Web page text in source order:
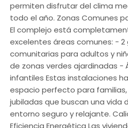
permiten disfrutar del clima
todo el año. Zonas Comunes
El complejo está
excelentes áreas comunes: - 2
comunitarias para adultos y
de zonas verdes ajardinadas -
infantiles Estas instalaciones
espacio perfecto para
jubiladas que buscan una vida
entorno seguro y relajante.
Eficiencia Energética Las